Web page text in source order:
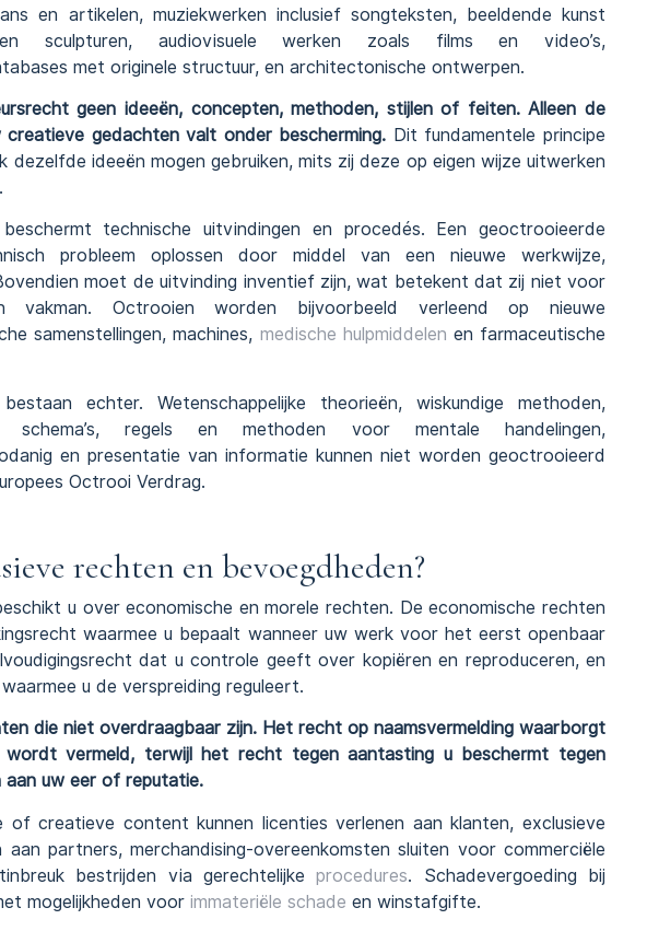
en artikelen, muziekwerken inclusief songteksten, beeldende kunst
sculpturen, audiovisuele werken zoals films en video’s,
met originele structuur, en architectonische ontwerpen.
geen ideeën, concepten, methoden, stijlen of feiten. Alleen de
gedachten valt onder bescherming. Dit fundamentele principe
dezelfde ideeën mogen gebruiken, mits zij deze op eigen wijze uitwerken
technische uitvindingen en procedés. Een geoctrooieerde
probleem oplossen door middel van een nieuwe werkwijze,
moet de uitvinding inventief zijn, wat betekent dat zij niet voor
Octrooien worden bijvoorbeeld verleend op nieuwe
samenstellingen, machines, medische hulpmiddelen en farmaceutische
echter. Wetenschappelijke theorieën, wiskundige methoden,
schema’s, regels en methoden voor mentale handelingen,
en presentatie van informatie kunnen niet worden geoctrooieerd
Octrooi Verdrag.
rechten en bevoegdheden?
u over economische en morele rechten. De economische rechten
waarmee u bepaalt wanneer uw werk voor het eerst openbaar
dat u controle geeft over kopiëren en reproduceren, en
u de verspreiding reguleert.
die niet overdraagbaar zijn. Het recht op naamsvermelding waarborgt
vermeld, terwijl het recht tegen aantasting u beschermt tegen
aan uw eer of reputatie.
creatieve content kunnen licenties verlenen aan klanten, exclusieve
aan partners, merchandising-overeenkomsten sluiten voor commerciële
bestrijden via gerechtelijkeprocedures. Schadevergoeding bij
mogelijkheden voor immateriële schade en winstafgifte.